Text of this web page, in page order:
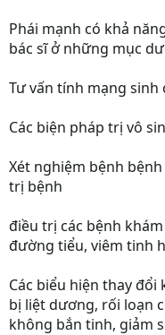
Phái mạnh có khả
bác sĩ ở những mục
Tư vấn tính mạng sinh
Các biện pháp trị vô
Xét nghiệm bệnh
trị bệnh
điều trị các bệnh
đường tiểu, viêm tinh
Các biểu hiện thay
bị liệt dương, rối loạn
không bắn tinh, giảm